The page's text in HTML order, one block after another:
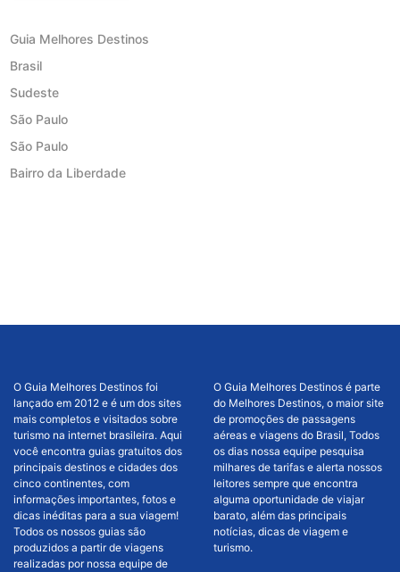
Guia Melhores Destinos
Brasil
Sudeste
São Paulo
São Paulo
Bairro da Liberdade
O Guia Melhores Destinos foi
lançado em 2012 e é um dos sites
mais completos e visitados sobre
turismo na internet brasileira. Aqui
você encontra guias gratuitos dos
principais destinos e cidades dos
cinco continentes, com
informações importantes, fotos e
dicas inéditas para a sua viagem!
Todos os nossos guias são
produzidos a partir de viagens
realizadas por nossa equipe de
O Guia Melhores Destinos é parte
do Melhores Destinos, o maior site
de promoções de passagens
aéreas e viagens do Brasil, Todos
os dias nossa equipe pesquisa
milhares de tarifas e alerta nossos
leitores sempre que encontra
alguma oportunidade de viajar
barato, além das principais
notícias, dicas de viagem e
turismo.